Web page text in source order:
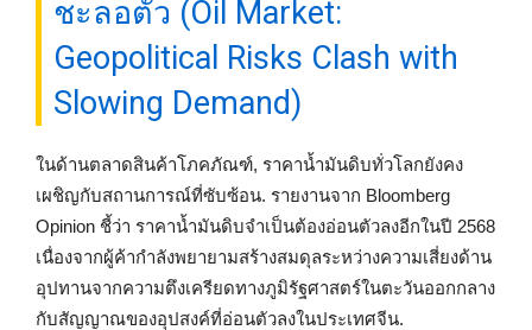
ชะลอตัว (Oil Market:
Geopolitical Risks Clash with
Slowing Demand)
ในด้านตลาดสินค้าโภคภัณฑ์, ราคาน้ำมันดิบทั่วโลกยังคง
เผชิญกับสถานการณ์ที่ซับซ้อน. รายงานจาก Bloomberg
Opinion ชี้ว่า ราคาน้ำมันดิบจำเป็นต้องอ่อนตัวลงอีกในปี 2568
เนื่องจากผู้ค้ากำลังพยายามสร้างสมดุลระหว่างความเสี่ยงด้าน
อุปทานจากความตึงเครียดทางภูมิรัฐศาสตร์ในตะวันออกกลาง
กับสัญญาณของอุปสงค์ที่อ่อนตัวลงในประเทศจีน.